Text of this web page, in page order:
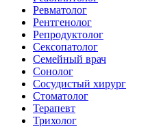
Ревматолог
Рентгенолог
Репродуктолог
Сексопатолог
Семейный врач
Сонолог
Сосудистый хирург
Стоматолог
Терапевт
Трихолог